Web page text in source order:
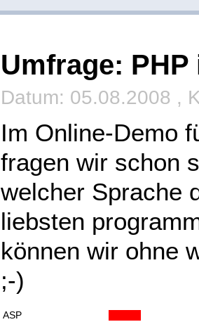
Umfrage:
Datum: 05.08.2008 ,
Im Online-Demo
fragen wir schon
welcher Sprache
liebsten
können wir ohne
;-)
ASP